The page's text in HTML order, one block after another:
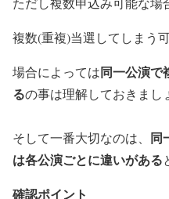
複数(重複)当選してしまう
場合によっては同一公演で
るの事は理解しておきまし
そして一番大切なのは、 同
は各公演ごとに違いがある
確認ポイント